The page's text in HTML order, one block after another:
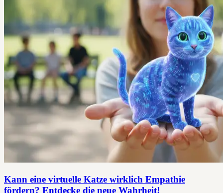
Kann eine virtuelle Katze wirklich Empathie
fördern? Entdecke die neue Wahrheit!